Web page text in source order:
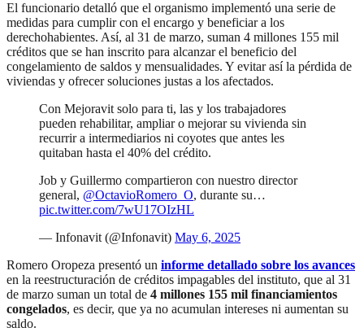
El funcionario detalló que el organismo implementó una serie de
medidas para cumplir con el encargo y beneficiar a los
derechohabientes. Así, al 31 de marzo, suman 4 millones 155 mil
créditos que se han inscrito para alcanzar el beneficio del
congelamiento de saldos y mensualidades. Y evitar así la pérdida de
viviendas y ofrecer soluciones justas a los afectados.
Con Mejoravit solo para ti, las y los trabajadores
pueden rehabilitar, ampliar o mejorar su vivienda sin
recurrir a intermediarios ni coyotes que antes les
quitaban hasta el 40% del crédito.
Job y Guillermo compartieron con nuestro director
general, @OctavioRomero_O, durante su…
pic.twitter.com/7wU17OIzHL
— Infonavit (@Infonavit) May 6, 2025
Romero Oropeza presentó un informe detallado sobre los avances
en la reestructuración de créditos impagables del instituto, que al 31
de marzo suman un total de 4 millones 155 mil financiamientos
congelados, es decir, que ya no acumulan intereses ni aumentan su
saldo.